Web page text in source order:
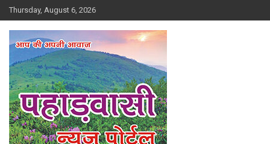
Skip
to
content
Thursday, August 6, 2026